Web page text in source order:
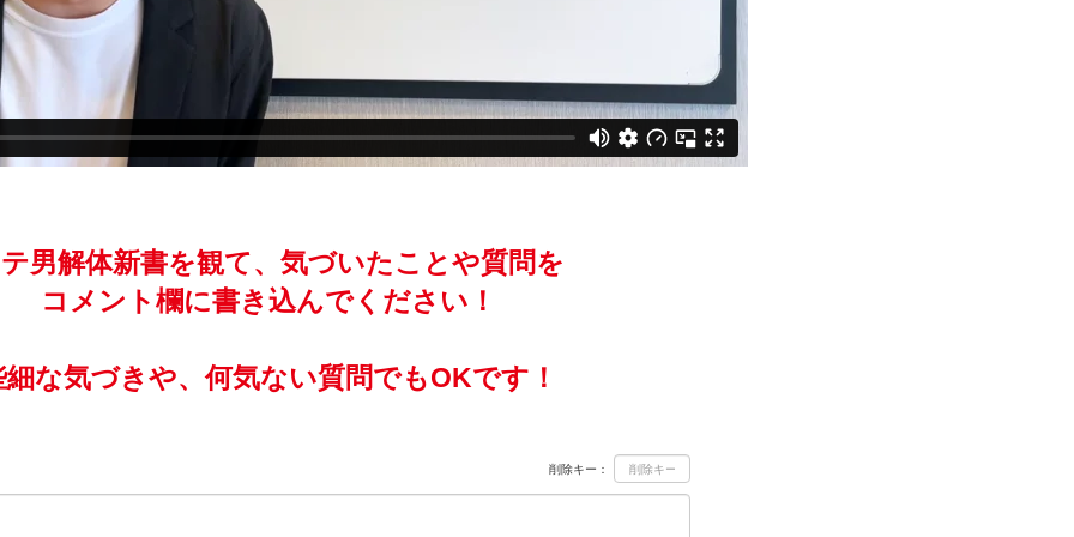
男解体新書を観て、気づいたことや質問を
コメント欄に書き込んでください！
細な気づきや、何気ない質問でもOKです！
削除キー：